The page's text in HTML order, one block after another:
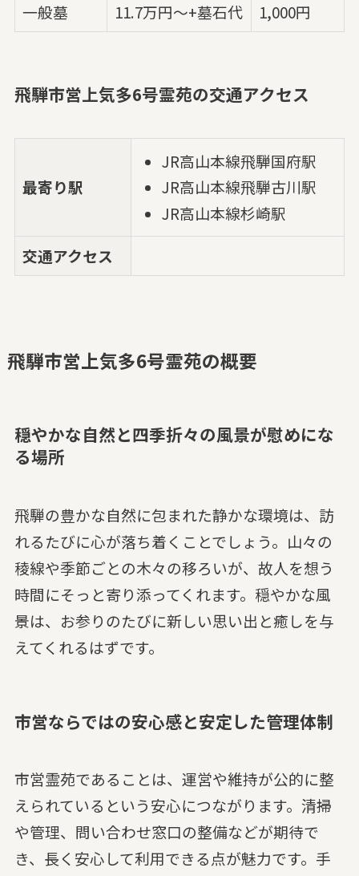
一般墓
11.7万円～+墓石代 1,000円
飛騨市営上気多6号霊苑の交通アクセス
最寄り駅
JR高山本線飛騨国府駅
JR高山本線飛騨古川駅
JR高山本線杉崎駅
交通アクセス
飛騨市営上気多6号霊苑の概要
穏やかな自然と四季折々の風景が慰めにな
る場所
飛騨の豊かな自然に包まれた静かな環境は、訪
れるたびに心が落ち着くことでしょう。山々の
稜線や季節ごとの木々の移ろいが、故人を想う
時間にそっと寄り添ってくれます。穏やかな風
景は、お参りのたびに新しい思い出と癒しを与
えてくれるはずです。
市営ならではの安心感と安定した管理体制
市営霊苑であることは、運営や維持が公的に整
えられているという安心につながります。清掃
や管理、問い合わせ窓口の整備などが期待で
き、長く安心して利用できる点が魅力です。手